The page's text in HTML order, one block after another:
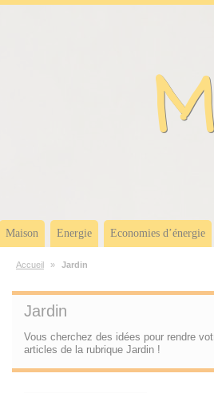
Maison Energie Economies d’énergie
Accueil » Jardin
Jardin
Vous cherchez des idées pour rendre
articles de la rubrique Jardin !